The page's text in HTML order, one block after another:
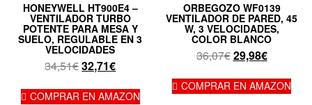
HONEYWELL HT900E4 –
VENTILADOR TURBO
POTENTE PARA MESA Y
SUELO, REGULABLE EN 3
VELOCIDADES
34,51€El
original
32,71€El
actual
COMPRAR EN AMAZON
ORBEGOZO WF0139
VENTILADOR DE PARED, 45
W, 3 VELOCIDADES,
COLOR BLANCO
36,07€El
original
29,98€El
actual
COMPRAR EN AMAZON